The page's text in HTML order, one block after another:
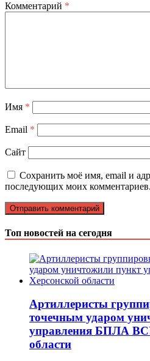
Комментарий *
Имя *
Email *
Сайт
Сохранить моё имя, email и
последующих моих комментариев.
Топ новостей на сегодня
Артиллеристы
точечным ударом
управления БПЛА
области